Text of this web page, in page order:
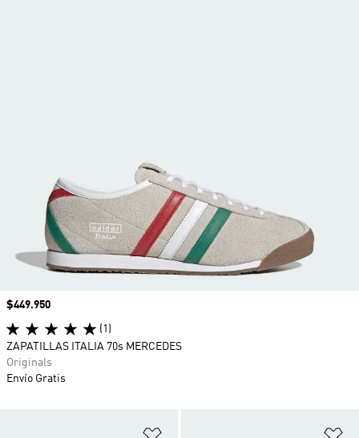
Precio
$449.950
(1)
ZAPATILLAS ITALIA 70s MERCEDES
Originals
Envío Gratis